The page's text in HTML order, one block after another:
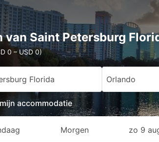
van Saint Petersburg
0 – USD 0)
Florida Orlando
accommodatie
Morgen zo 9